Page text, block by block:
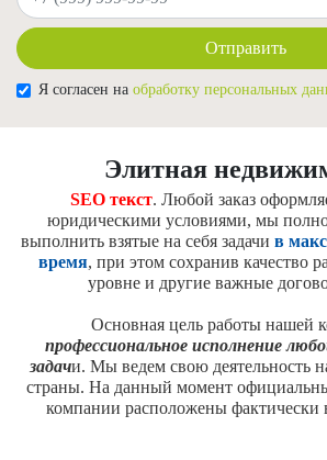
Отправить
Я согласен на обработку персональных
Элитная
SEO текст. Любой заказ
юридическими условиями, мы
выполнить взятые на себя задачи в
время, при этом сохранив качество
уровне и другие важные
Основная цель работы нашей
профессиональное исполнение
задачи. Мы ведем свою деятельность
страны. На данный момент
компании расположены фактически